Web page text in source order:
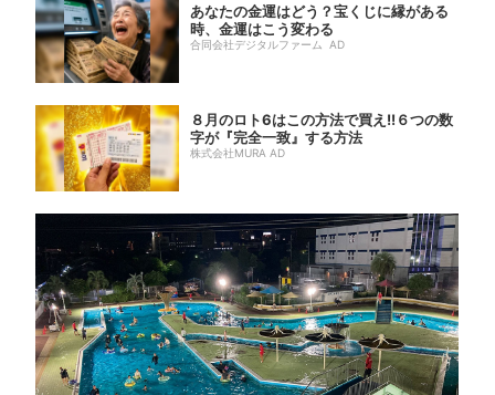
あなたの金運はどう？宝くじに縁がある
時、金運はこう変わる
合同会社デジタルファーム AD
８月のロト6はこの方法で買え!!６つの数
字が『完全一致』する方法
株式会社MURA AD